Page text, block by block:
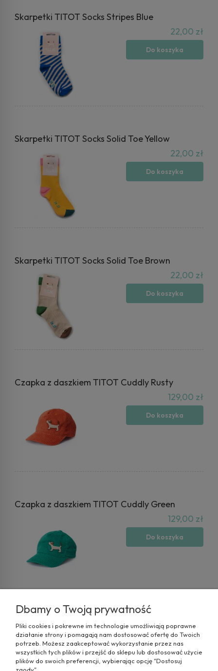
Skarpetki TITOT Socks Stripes Blue
22,00 zł
Do koszyka
Skarpetki TITOT Socks Solid Toe Yellow
22,00 zł
Do koszyka
Skarpetki TITOT Socks Solid Toe Brown
22,00 zł
Do koszyka
Czapka z daszkiem TITOT Cuddly Rusty
129,00 zł
Do koszyka
Czapka z daszkiem TITOT Cuddly Green
129,00 zł
Do koszyka
Dbamy o Twoją prywatność
Pliki cookies i pokrewne im technologie umożliwiają poprawne
działanie strony i pomagają nam dostosować ofertę do Twoich
potrzeb. Możesz zaakceptować wykorzystanie przez nas
wszystkich tych plików i przejść do sklepu lub dostosować użycie
plików do swoich preferencji, wybierając opcję "Dostosuj